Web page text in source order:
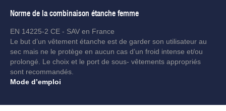
Norme de la combinaison étanche femme
EN 14225-2 CE - SAV en France
Le but d’un vêtement étanche est de garder son utilisateur au
sec mais ne le protège en aucun cas d’un froid intense et/ou
prolongé. Le choix et le port de sous- vêtements appropriés
sont recommandés.
Mode d’emploi